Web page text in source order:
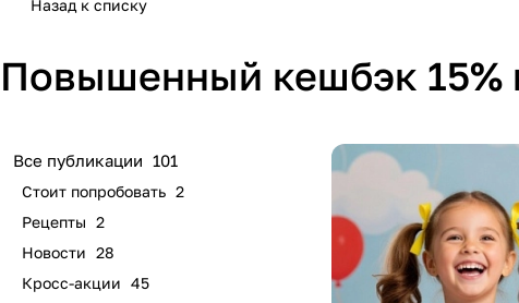
Назад к списку
Повышенный кешбэк
Все публикации 101
Стоит попробовать 2
Рецепты 2
Новости 28
Кросс-акции 45